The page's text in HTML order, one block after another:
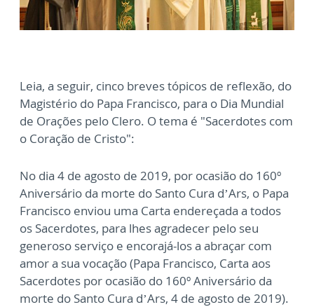
Leia, a seguir, cinco breves tópicos de reflexão, do
Magistério do Papa Francisco, para o Dia Mundial
de Orações pelo Clero. O tema é "Sacerdotes com
o Coração de Cristo":
No dia 4 de agosto de 2019, por ocasião do 160º
Aniversário da morte do Santo Cura d’Ars, o Papa
Francisco enviou uma Carta endereçada a todos
os Sacerdotes, para lhes agradecer pelo seu
generoso serviço e encorajá-los a abraçar com
amor a sua vocação (Papa Francisco, Carta aos
Sacerdotes por ocasião do 160ºAniversário da
morte do Santo Cura d’Ars, 4 de agosto de 2019).